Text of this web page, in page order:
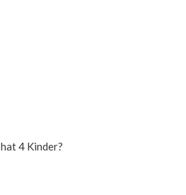
4 Kinder?